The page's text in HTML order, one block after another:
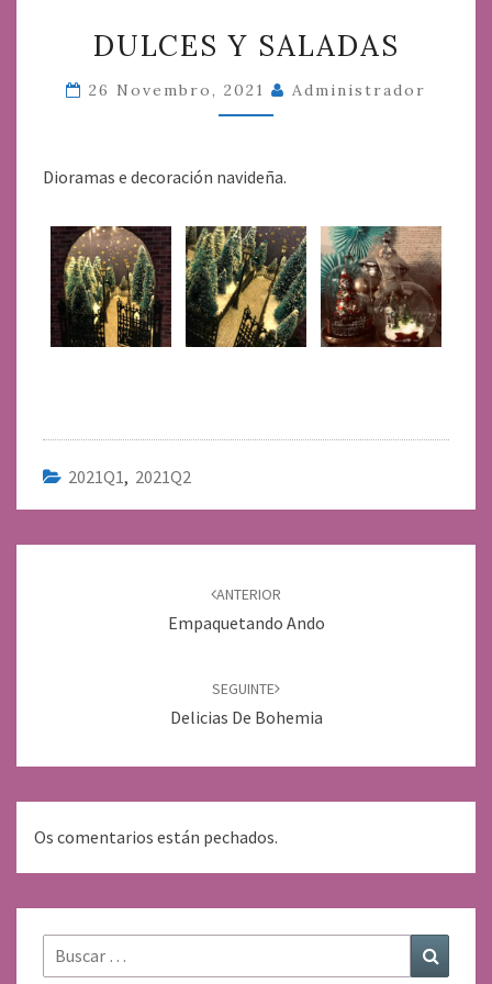
SALADAS
DULCES Y SALADAS
26 Novembro, 2021 Administrador
Dioramas e decoración navideña.
2021Q1, 2021Q2
ANTERIOR
Empaquetando Ando
SEGUINTE
Delicias De Bohemia
Os comentarios están pechados.
Buscar: